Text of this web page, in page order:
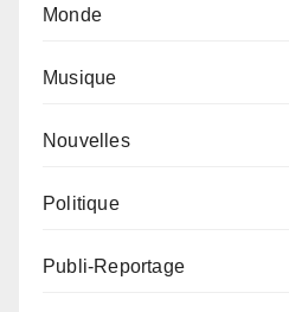
Monde
Musique
Nouvelles
Politique
Publi-Reportage